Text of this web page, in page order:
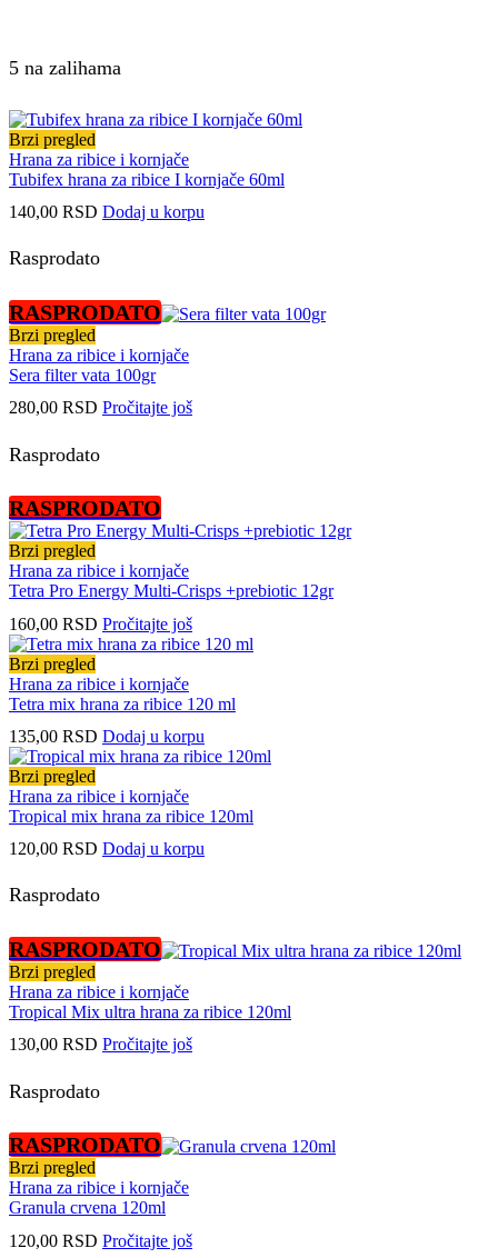
5 na zalihama
Brzi pregled
Hrana za ribice i kornjače
Tubifex hrana za ribice I kornjače 60ml
140,00 RSD Dodaj u korpu
Rasprodato
RASPRODATO
Brzi pregled
Hrana za ribice i kornjače
Sera filter vata 100gr
280,00 RSD Pročitajte još
Rasprodato
RASPRODATO
Brzi pregled
Hrana za ribice i kornjače
Tetra Pro Energy Multi-Crisps +prebiotic 12gr
160,00 RSD Pročitajte još
Brzi pregled
Hrana za ribice i kornjače
Tetra mix hrana za ribice 120 ml
135,00 RSD Dodaj u korpu
Brzi pregled
Hrana za ribice i kornjače
Tropical mix hrana za ribice 120ml
120,00 RSD Dodaj u korpu
Rasprodato
RASPRODATO
Brzi pregled
Hrana za ribice i kornjače
Tropical Mix ultra hrana za ribice 120ml
130,00 RSD Pročitajte još
Rasprodato
RASPRODATO
Brzi pregled
Hrana za ribice i kornjače
Granula crvena 120ml
120,00 RSD Pročitajte još